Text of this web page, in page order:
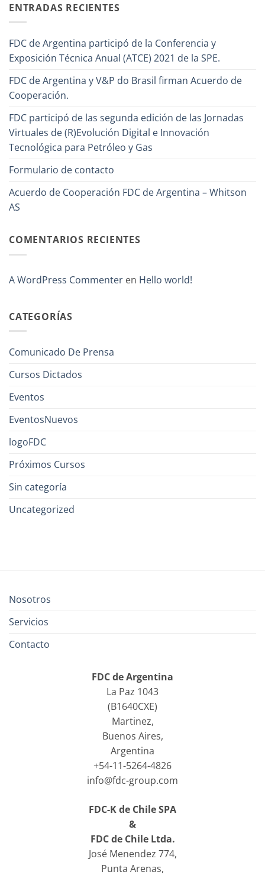
ENTRADAS RECIENTES
FDC de Argentina participó de la Conferencia y
Exposición Técnica Anual (ATCE) 2021 de la SPE.
FDC de Argentina y V&P do Brasil firman Acuerdo de
Cooperación.
FDC participó de las segunda edición de las Jornadas
Virtuales de (R)Evolución Digital e Innovación
Tecnológica para Petróleo y Gas
Formulario de contacto
Acuerdo de Cooperación FDC de Argentina – Whitson
AS
COMENTARIOS RECIENTES
A WordPress Commenter en Hello world!
CATEGORÍAS
Comunicado De Prensa
Cursos Dictados
Eventos
EventosNuevos
logoFDC
Próximos Cursos
Sin categoría
Uncategorized
Nosotros
Servicios
Contacto
FDC de Argentina
La Paz 1043
(B1640CXE)
Martinez,
Buenos Aires,
Argentina
+54-11-5264-4826
info@fdc-group.com
FDC-K de Chile SPA
&
FDC de Chile Ltda.
José Menendez 774,
Punta Arenas,